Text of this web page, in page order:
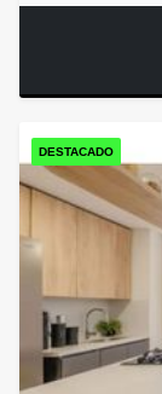
DESTACADO